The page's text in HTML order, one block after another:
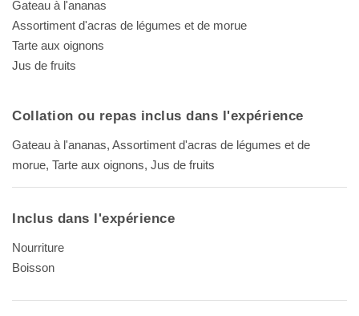
Gateau à l'ananas
Assortiment d'acras de légumes et de morue
Tarte aux oignons
Jus de fruits
Collation ou repas inclus dans l'expérience
Gateau à l'ananas, Assortiment d'acras de légumes et de
morue, Tarte aux oignons, Jus de fruits
Inclus dans l'expérience
Nourriture
Boisson